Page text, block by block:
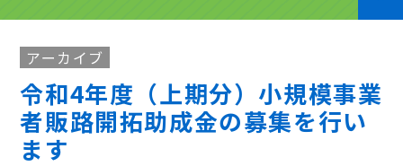
アーカイブ
令和4年度（上期分）小規模事業
者販路開拓助成金の募集を行い
ます